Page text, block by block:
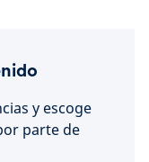
y escoge
parte de